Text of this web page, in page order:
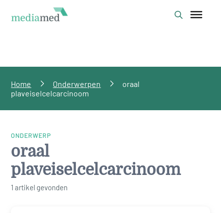
Home Onderwerpen
oraal
plaveiselcelcarcinoom
ONDERWERP
oraal
plaveiselcelcarcinoom
1 artikel gevonden